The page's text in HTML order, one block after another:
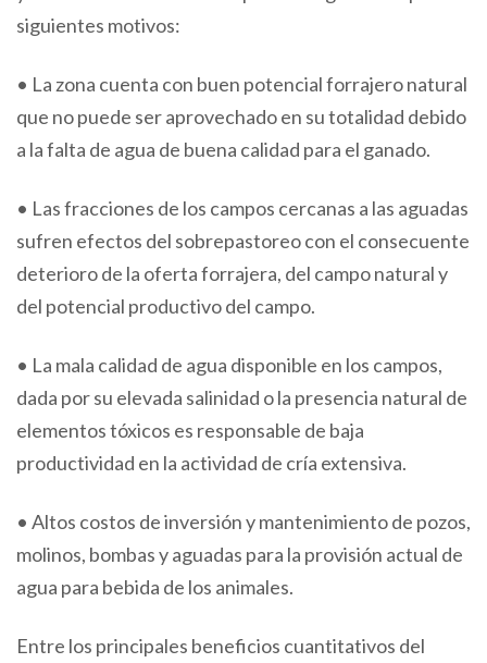
siguientes motivos:
• La zona cuenta con buen potencial forrajero natural
que no puede ser aprovechado en su totalidad debido
a la falta de agua de buena calidad para el ganado.
• Las fracciones de los campos cercanas a las aguadas
sufren efectos del sobrepastoreo con el consecuente
deterioro de la oferta forrajera, del campo natural y
del potencial productivo del campo.
• La mala calidad de agua disponible en los campos,
dada por su elevada salinidad o la presencia natural de
elementos tóxicos es responsable de baja
productividad en la actividad de cría extensiva.
• Altos costos de inversión y mantenimiento de pozos,
molinos, bombas y aguadas para la provisión actual de
agua para bebida de los animales.
Entre los principales beneficios cuantitativos del